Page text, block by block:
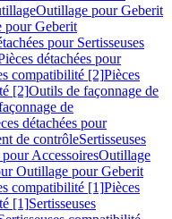
Outillage pour Geberit
pour Geberit
pour Sertisseuses
détachées pour
compatibilité [2]Pièces
[2]Outils de façonnage de
de
détachées pour
de contrôleSertisseuses
pour AccessoiresOutillage
Outillage pour Geberit
compatibilité [1]Pièces
[1]Sertisseuses